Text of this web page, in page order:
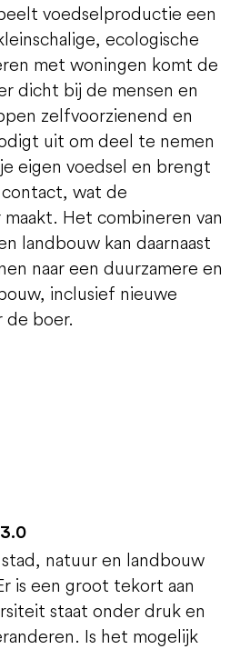
voedselproductie een
ecologische
met woningen komt de
dicht bij de mensen en
zelfvoorzienend en
uit om deel te nemen
eigen voedsel en brengt
wat de
Het combineren van
landbouw kan daarnaast
naar een duurzamere en
inclusief nieuwe
de boer.
natuur en landbouw
is een groot tekort aan
staat onder druk en
Is het mogelijk